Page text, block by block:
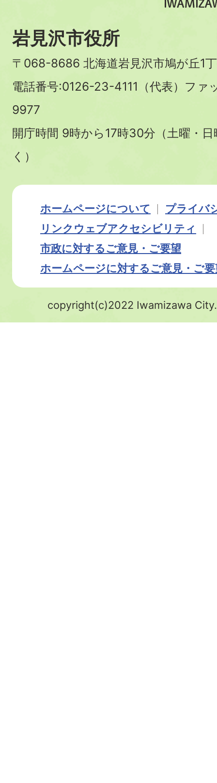
岩見沢市役所
〒068-8686 北海道岩見沢市鳩が丘1
電話番号:0126-23-4111（代表）フ
9977
開庁時間 9時から17時30分（土曜・
く）
ホームページについて
プライバ
リンク ウェブアクセシビリティ
市政に対するご意見・ご要望
ホームページに対するご意見・ご
copyright(c)2022 Iwamizawa